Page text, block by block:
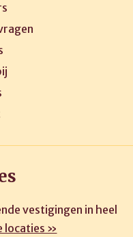
vestigingen in heel
locaties »